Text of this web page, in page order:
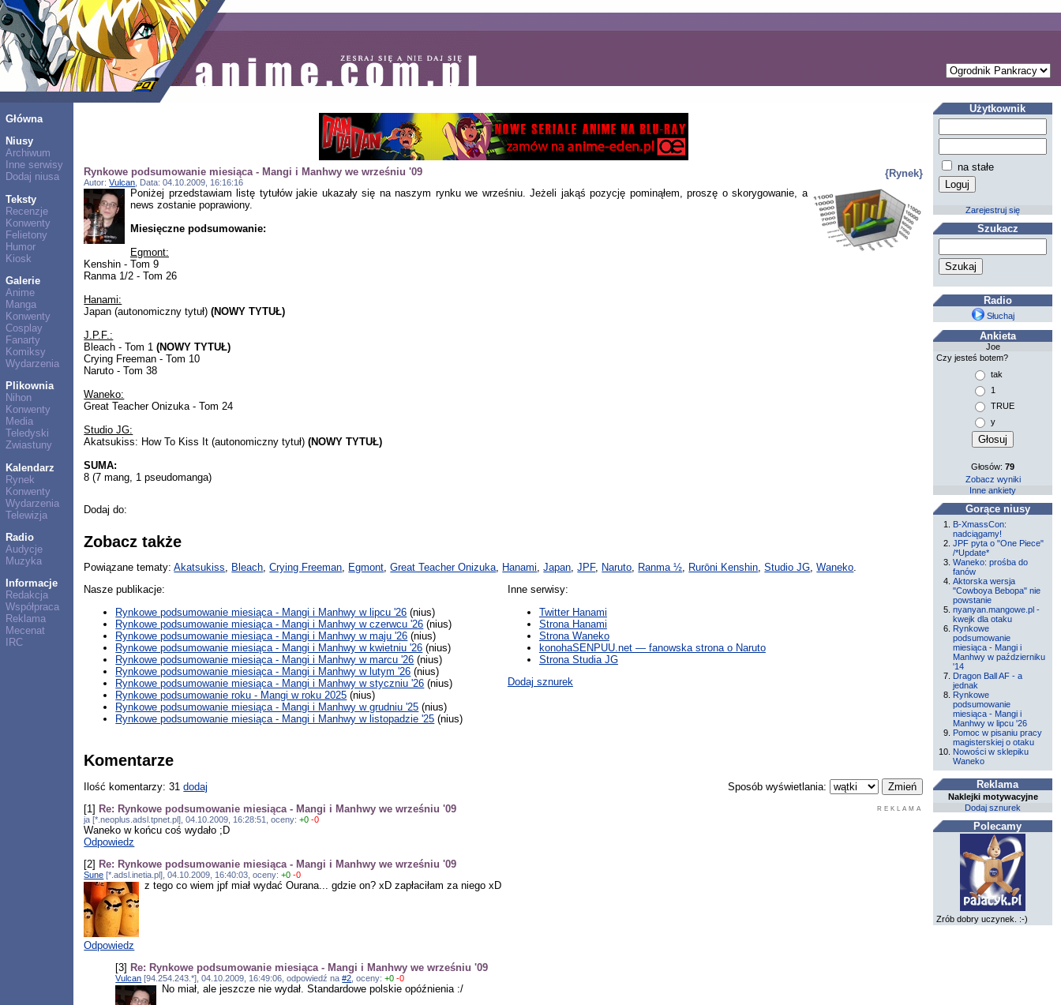
Główna
Niusy
Archiwum
Inne serwisy
Dodaj niusa
Teksty
Recenzje
Konwenty
Felietony
Humor
Kiosk
Galerie
Anime
Manga
Konwenty
Cosplay
Fanarty
Komiksy
Wydarzenia
Plikownia
Nihon
Konwenty
Media
Teledyski
Zwiastuny
Kalendarz
Rynek
Konwenty
Wydarzenia
Telewizja
Radio
Audycje
Muzyka
Informacje
Redakcja
Współpraca
Reklama
Mecenat
IRC
{Rynek}
Rynkowe podsumowanie miesiąca - Mangi i Manhwy we wrześniu '09
Autor:Vulcan , Data: 04.10.2009, 16:16:16
Poniżej przedstawiam listę tytułów jakie ukazały się na naszym rynku we wrześniu. Jeżeli jakąś pozycję pominąłem, proszę o skorygowanie, a
news zostanie poprawiony.
Miesięczne podsumowanie:
Egmont:
Kenshin - Tom 9
Ranma 1/2 - Tom 26
Hanami:
Japan (autonomiczny tytuł)(NOWY TYTUŁ)
J.P.F.:
Bleach - Tom 1(NOWY TYTUŁ)
Crying Freeman - Tom 10
Naruto - Tom 38
Waneko:
Great Teacher Onizuka - Tom 24
Studio JG:
Akatsukiss: How To Kiss It (autonomiczny tytuł)(NOWY TYTUŁ)
SUMA:
8 (7 mang, 1 pseudomanga)
Dodaj do:
Zobacz także
Powiązane tematy:Akatsukiss Bleach ,Crying Freeman Egmont ,Great Teacher Onizuka Hanami ,Japan ,JPF, Naruto Ranma ½ Rurōni Kenshin ,Studio JG ,Waneko
Nasze publikacje:
Rynkowe podsumowanie miesiąca - Mangi i Manhwy w lipcu '26 (nius)
Rynkowe podsumowanie miesiąca - Mangi i Manhwy w czerwcu '26 (nius)
Rynkowe podsumowanie miesiąca - Mangi i Manhwy w maju '26 (nius)
Rynkowe podsumowanie miesiąca - Mangi i Manhwy w kwietniu '26 (nius)
Rynkowe podsumowanie miesiąca - Mangi i Manhwy w marcu '26 (nius)
Rynkowe podsumowanie miesiąca - Mangi i Manhwy w lutym '26 (nius)
Rynkowe podsumowanie miesiąca - Mangi i Manhwy w styczniu '26 (nius)
Rynkowe podsumowanie roku - Mangi w roku 2025 (nius)
Rynkowe podsumowanie miesiąca - Mangi i Manhwy w grudniu '25 (nius)
Rynkowe podsumowanie miesiąca - Mangi i Manhwy w listopadzie '25 (nius)
Inne serwisy:
Twitter Hanami
Strona Hanami
Strona Waneko
konohaSENPUU.net — fanowska strona o Naruto
Strona Studia JG
Dodaj sznurek
Komentarze
Sposób wyświetlania:
Ilość komentarzy: 31dodaj
REKLAMA
[1] Re: Rynkowe podsumowanie miesiąca - Mangi i Manhwy we wrześniu '09
ja [*.neoplus.adsl.tpnet.pl], 04.10.2009, 16:28:51, oceny:+0 -0
Waneko w końcu coś wydało ;D
Odpowiedz
[2] Re: Rynkowe podsumowanie miesiąca - Mangi i Manhwy we wrześniu '09
Sune [*.adsl.inetia.pl], 04.10.2009, 16:40:03, oceny:+0 -0
z tego co wiem jpf miał wydać Ourana... gdzie on? xD zapłaciłam za niego xD
Odpowiedz
[3] Re: Rynkowe podsumowanie miesiąca - Mangi i Manhwy we wrześniu '09
Vulcan [94.254.243.*], 04.10.2009, 16:49:06, odpowiedź na#2 , oceny:+0 -0
No miał, ale jeszcze nie wydał. Standardowe polskie opóźnienia :/
Użytkownik
na stałe
Zarejestruj się
Szukacz
Radio
Słuchaj
Ankieta
Joe
Czy jesteś botem?
tak
1
TRUE
y
Głosów:79
Zobacz wyniki
Inne ankiety
Gorące niusy
B-XmassCon:
nadciągamy!
JPF pyta o "One Piece"
/*Update*
Waneko: prośba do
fanów
Aktorska wersja
"Cowboya Bebopa" nie
powstanie
nyanyan.mangowe.pl -
kwejk dla otaku
Rynkowe
podsumowanie
miesiąca - Mangi i
Manhwy w październiku
'14
Dragon Ball AF - a
jednak
Rynkowe
podsumowanie
miesiąca - Mangi i
Manhwy w lipcu '26
Pomoc w pisaniu pracy
magisterskiej o otaku
Nowości w sklepiku
Waneko
Reklama
Naklejki motywacyjne
Dodaj sznurek
Polecamy
Zrób dobry uczynek. :-)